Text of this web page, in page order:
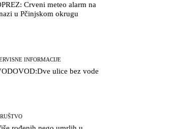
Crveni meteo alarm na
u Pčinjskom okrugu
INFORMACIJE
ulice bez vode